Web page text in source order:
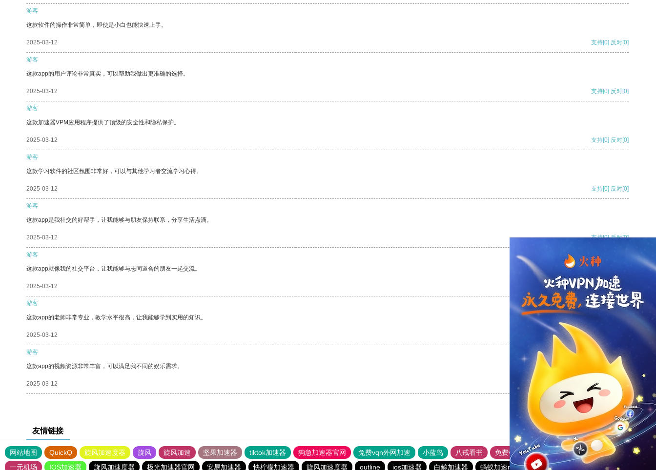
游客
这款软件的操作非常简单，即使是小白也能快速上手。
2025-03-12 支持[0] 反对[0]
游客
这款app的用户评论非常真实，可以帮助我做出更准确的选择。
2025-03-12 支持[0] 反对[0]
游客
这款加速器VPM应用程序提供了顶级的安全性和隐私保护。
2025-03-12 支持[0] 反对[0]
游客
这款学习软件的社区氛围非常好，可以与其他学习者交流学习心得。
2025-03-12 支持[0] 反对[0]
游客
这款app是我社交的好帮手，让我能够与朋友保持联系，分享生活点滴。
2025-03-12 支持[0] 反对[0]
游客
这款app就像我的社交平台，让我能够与志同道合的朋友一起交流。
2025-03-12 支持[0] 反对
游客
这款app的老师非常专业，教学水平很高，让我能够学到实用的知识。
2025-03-12 支持
游客
这款app的视频资源非常丰富，可以满足我不同的娱乐需求。
2025-03-12 支持 反对 [0]
友情链接
网站地图 QuickQ 旋风加速度器 旋风 旋风加速 坚果加速器 tiktok加速器 狗急加速器官网 免费vqn外网加速 小蓝鸟 八戒看书 免费vps加速器外网苹果版
黑豹加速器
一元机场
IOS加速器 旋风加速度器 极光加速器官网 安易加速器 快柠檬加速器 旋风加速度器 outline ios加速器 白鲸加速器 蚂蚁加速npv下载官网ios 快连加速器app